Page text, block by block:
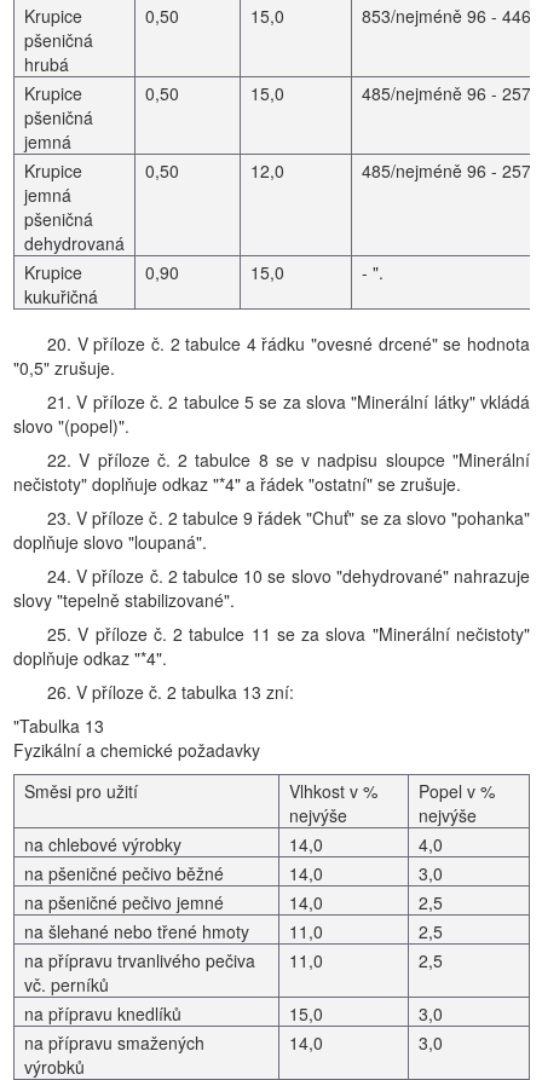
Krupice
pšeničná
hrubá
0,50 15,0 853/nejméně 96 - 446/
Krupice
pšeničná
jemná
0,50 15,0 485/nejméně 96 - 257/
Krupice
jemná
pšeničná
dehydrovaná
0,50 12,0 485/nejméně 96 - 257/
Krupice
kukuřičná
0,90 15,0 - ".
20. V příloze č. 2 tabulce 4 řádku "ovesné drcené" se hodnota
"0,5" zrušuje.
21. V příloze č. 2 tabulce 5 se za slova "Minerální látky" vkládá
slovo "(popel)".
22. V příloze č. 2 tabulce 8 se v nadpisu sloupce "Minerální
nečistoty" doplňuje odkaz "*4" a řádek "ostatní" se zrušuje.
23. V příloze č. 2 tabulce 9 řádek "Chuť" se za slovo "pohanka"
doplňuje slovo "loupaná".
24. V příloze č. 2 tabulce 10 se slovo "dehydrované" nahrazuje
slovy "tepelně stabilizované".
25. V příloze č. 2 tabulce 11 se za slova "Minerální nečistoty"
doplňuje odkaz "*4".
26. V příloze č. 2 tabulka 13 zní:
"Tabulka 13
Fyzikální a chemické požadavky
Směsi pro užití
Vlhkost v %
nejvýše
Popel v %
nejvýše
na chlebové výrobky
14,0
4,0
na pšeničné pečivo běžné
14,0
3,0
na pšeničné pečivo jemné
14,0
2,5
na šlehané nebo třené hmoty
11,0
2,5
na přípravu trvanlivého pečiva
vč. perníků
11,0 2,5
na přípravu knedlíků 15,0
3,0
na přípravu smažených
výrobků
14,0 3,0